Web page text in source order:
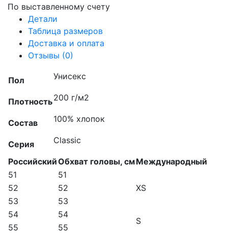
По выставленному счету
Детали
Таблица размеров
Доставка и оплата
Отзывы (0)
Пол Унисекс
Плотность200 г/м2
Состав 100% хлопок
Серия Classic
РоссийскийОбхват головы, смМеждународный
51
51
XS
52
52
53
53
54
54
S
55
55